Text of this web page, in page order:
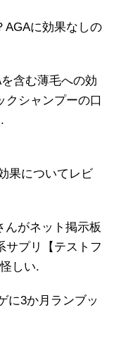
AGAに効果なしの
含む薄毛への効
クシャンプーの口
果についてレビ
んがネット掲示板
サプリ【テストフ
しい.
に3か月ランブッ